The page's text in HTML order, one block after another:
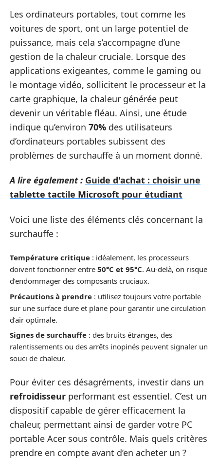
Les ordinateurs portables, tout comme les
voitures de sport, ont un large potentiel de
puissance, mais cela s’accompagne d’une
gestion de la chaleur cruciale. Lorsque des
applications exigeantes, comme le gaming ou
le montage vidéo, sollicitent le processeur et la
carte graphique, la chaleur générée peut
devenir un véritable fléau. Ainsi, une étude
indique qu’environ 70% des utilisateurs
d’ordinateurs portables subissent des
problèmes de surchauffe à un moment donné.
A lire également : Guide d'achat : choisir une
tablette tactile Microsoft pour étudiant
Voici une liste des éléments clés concernant la
surchauffe :
Température critique : idéalement, les processeurs
doivent fonctionner entre 50°C et 95°C. Au-delà, on risque
d’endommager des composants cruciaux.
Précautions à prendre : utilisez toujours votre portable
sur une surface dure et plane pour garantir une circulation
d’air optimale.
Signes de surchauffe : des bruits étranges, des
ralentissements ou des arrêts inopinés peuvent signaler un
souci de chaleur.
Pour éviter ces désagréments, investir dans un
refroidisseur performant est essentiel. C’est un
dispositif capable de gérer efficacement la
chaleur, permettant ainsi de garder votre PC
portable Acer sous contrôle. Mais quels critères
prendre en compte avant d’en acheter un ?